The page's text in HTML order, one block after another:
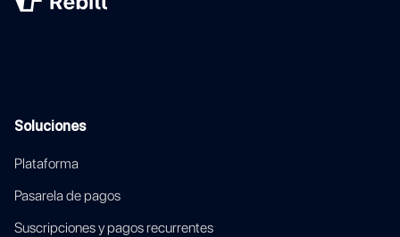
Soluciones
Plataforma
Pasarela de pagos
Suscripciones y pagos recurrentes